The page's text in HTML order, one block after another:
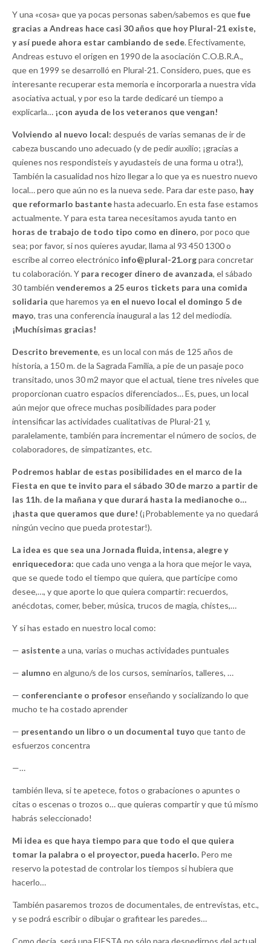
Y una «cosa» que ya pocas personas saben/sabemos es quefue
gracias a Andreas hace casi 30 años que hoy Plural-21 existe,
y así puede ahora estar cambiando de sede. Efectivamente,
Andreas estuvo el origen en 1990 de la asociación C.O.B.R.A.,
que en 1999 se desarrolló en Plural-21. Considero, pues, que es
interesante recuperar esta memoria e incorporarla a nuestra vida
asociativa actual, y por eso la tarde dedicaré un tiempo a
explicarla… ¡con ayuda de los veteranos que vengan!
Volviendo al nuevo local: después de varias semanas de ir de
cabeza buscando uno adecuado (y de pedir auxilio; ¡gracias a
quienes nos respondisteis y ayudasteis de una forma u otra!),
También la casualidad nos hizo llegar a lo que ya es nuestro nuevo
local… pero que aún no es la nueva sede. Para dar este paso, hay
que reformarlo bastantehasta adecuarlo. En esta fase estamos
actualmente. Y para esta tarea necesitamos ayuda tanto en
horas de trabajo de todo tipo como en dinero, por poco que
sea; por favor, si nos quieres ayudar, llama al 93 450 1300 o
escribe al correo electrónico info@plural-21.orgpara concretar
tu colaboración. Y para recoger dinero de avanzada, el sábado
30 también venderemos a 25 euros tickets para una comida
solidaria que haremos ya en el nuevo local el domingo 5 de
mayo, tras una conferencia inaugural a las 12 del mediodía.
¡Muchísimas gracias!
Descrito brevemente, es un local con más de 125 años de
historia, a 150 m. de la Sagrada Familia, a pie de un pasaje poco
transitado, unos 30 m2 mayor que el actual, tiene tres niveles que
proporcionan cuatro espacios diferenciados… Es, pues, un local
aún mejor que ofrece muchas posibilidades para poder
intensificar las actividades cualitativas de Plural-21 y,
paralelamente, también para incrementar el número de socios, de
colaboradores, de simpatizantes, etc.
Podremos hablar de estas posibilidades en el marco de la
Fiesta en que te invito para el sábado 30 de marzo a partir de
las 11h. de la mañana y que durará hasta la medianoche o…
¡hasta que queramos que dure! (¡Probablemente ya no quedará
ningún vecino que pueda protestar!).
La idea es que sea una Jornada fluida, intensa, alegre y
enriquecedora: que cada uno venga a la hora que mejor le vaya,
que se quede todo el tiempo que quiera, que participe como
desee,…, y que aporte lo que quiera compartir: recuerdos,
anécdotas, comer, beber, música, trucos de magia, chistes,…
Y si has estado en nuestro local como:
— asistentea una, varias o muchas actividades puntuales
— alumno en alguno/s de los cursos, seminarios, talleres, …
— conferenciante o profesorenseñando y socializando lo que
mucho te ha costado aprender
— presentando un libro o un documental tuyo que tanto de
esfuerzos concentra
—…
también lleva, si te apetece, fotos o grabaciones o apuntes o
citas o escenas o trozos o… que quieras compartir y que tú mismo
habrás seleccionado!
Mi idea es que haya tiempo para que todo el que quiera
tomar la palabra o el proyector, pueda hacerlo. Pero me
reservo la potestad de controlar los tiempos si hubiera que
hacerlo…
También pasaremos trozos de documentales, de entrevistas, etc.,
y se podrá escribir o dibujar o grafitear les paredes…